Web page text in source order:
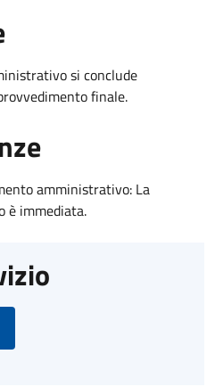
si conclude
finale.
amministrativo: La
è immediata.